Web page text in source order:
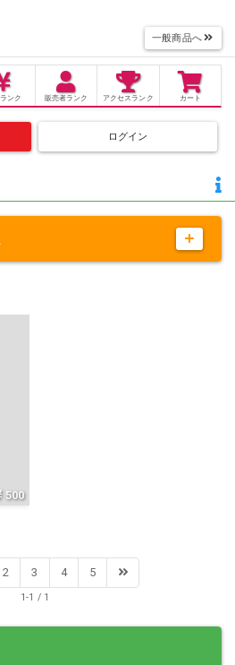
一般商品へ
ランク 販売者ランク アクセス ランク カート
ログイン
500
2 3 4 5
1-1 / 1